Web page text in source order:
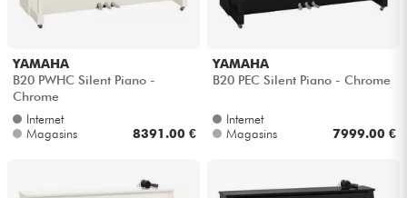
YAMAHA
B20 PWHC Silent Piano -
Chrome
Internet
Magasins
8391.00 €
YAMAHA
B20 PEC Silent Piano - Chrome
Internet
Magasins
7999.00 €